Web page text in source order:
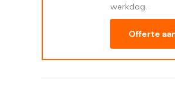
werkdag.
Offerte